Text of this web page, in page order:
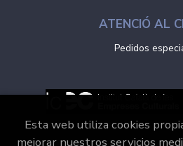
ATENCIÓ AL
Pedidos
Esta web utiliza cookies
mejorar nuestros servicios